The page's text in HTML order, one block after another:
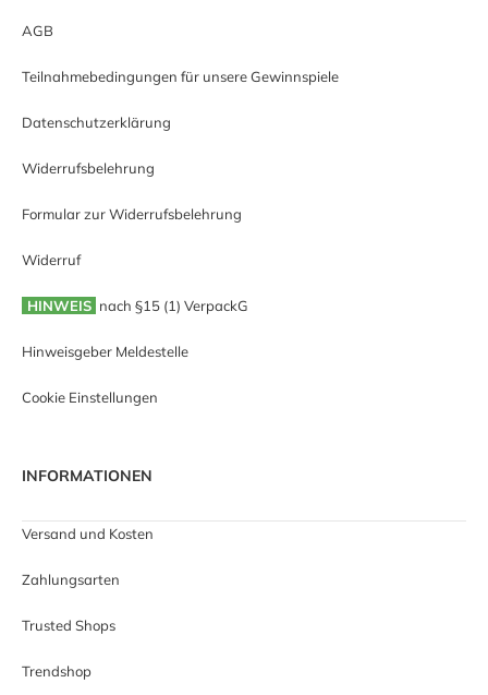
AGB
Teilnahmebedingungen für unsere Gewinnspiele
Datenschutzerklärung
Widerrufsbelehrung
Formular zur Widerrufsbelehrung
Widerruf
HINWEIS nach §15 (1) VerpackG
Hinweisgeber Meldestelle
Cookie Einstellungen
INFORMATIONEN
Versand und Kosten
Zahlungsarten
Trusted Shops
Trendshop